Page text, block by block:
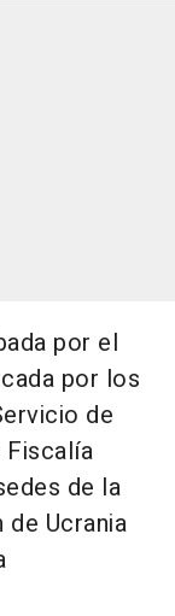
por el
por los
de
Fiscalía
de la
Ucrania